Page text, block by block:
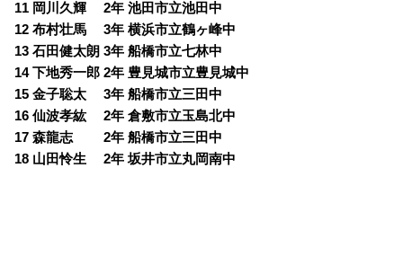
11 岡川久輝 2年 池田市立池田中
12 布村壮馬 3年 横浜市立鶴ヶ峰中
13 石田健太朗 3年 船橋市立七林中
14 下地秀一郎 2年 豊見城市立豊見城中
15 金子聡太 3年 船橋市立三田中
16 仙波孝紘 2年 倉敷市立玉島北中
17 森龍志 2年 船橋市立三田中
18 山田怜生 2年 坂井市立丸岡南中